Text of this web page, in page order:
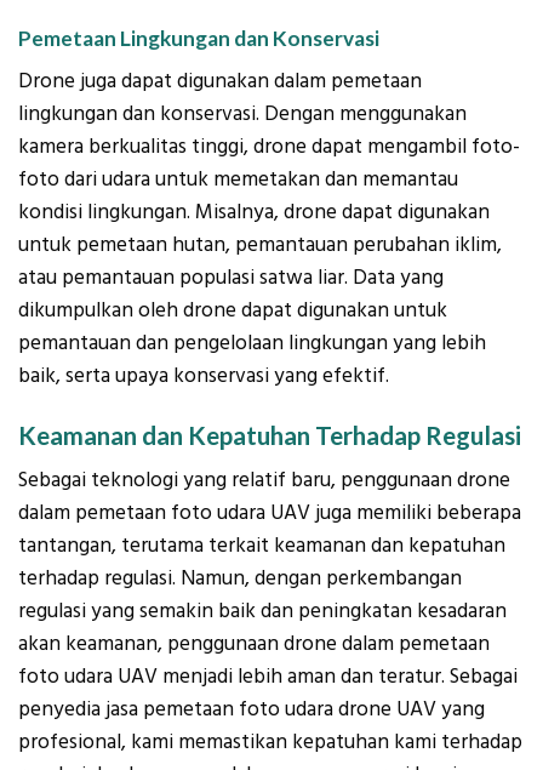
Pemetaan Lingkungan dan Konservasi
Drone juga dapat digunakan dalam pemetaan
lingkungan dan konservasi. Dengan menggunakan
kamera berkualitas tinggi, drone dapat mengambil foto-
foto dari udara untuk memetakan dan memantau
kondisi lingkungan. Misalnya, drone dapat digunakan
untuk pemetaan hutan, pemantauan perubahan iklim,
atau pemantauan populasi satwa liar. Data yang
dikumpulkan oleh drone dapat digunakan untuk
pemantauan dan pengelolaan lingkungan yang lebih
baik, serta upaya konservasi yang efektif.
Keamanan dan Kepatuhan Terhadap Regulasi
Sebagai teknologi yang relatif baru, penggunaan drone
dalam pemetaan foto udara UAV juga memiliki beberapa
tantangan, terutama terkait keamanan dan kepatuhan
terhadap regulasi. Namun, dengan perkembangan
regulasi yang semakin baik dan peningkatan kesadaran
akan keamanan, penggunaan drone dalam pemetaan
foto udara UAV menjadi lebih aman dan teratur. Sebagai
penyedia jasa pemetaan foto udara drone UAV yang
profesional, kami memastikan kepatuhan kami terhadap